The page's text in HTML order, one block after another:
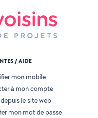
/ AIDE
mon mobile
à mon compte
le site web
mon mot de passe